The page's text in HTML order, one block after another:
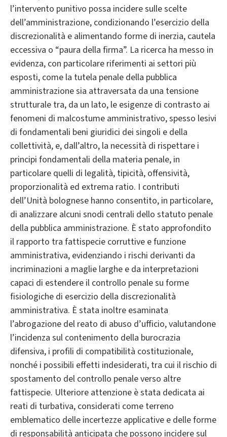
l’intervento punitivo possa incidere sulle scelte
dell’amministrazione, condizionando l’esercizio della
discrezionalità e alimentando forme di inerzia, cautela
eccessiva o “paura della firma”. La ricerca ha messo in
evidenza, con particolare riferimenti ai settori più
esposti, come la tutela penale della pubblica
amministrazione sia attraversata da una tensione
strutturale tra, da un lato, le esigenze di contrasto ai
fenomeni di malcostume amministrativo, spesso lesivi
di fondamentali beni giuridici dei singoli e della
collettività, e, dall’altro, la necessità di rispettare i
principi fondamentali della materia penale, in
particolare quelli di legalità, tipicità, offensività,
proporzionalità ed extrema ratio. I contributi
dell’Unità bolognese hanno consentito, in particolare,
di analizzare alcuni snodi centrali dello statuto penale
della pubblica amministrazione. È stato approfondito
il rapporto tra fattispecie corruttive e funzione
amministrativa, evidenziando i rischi derivanti da
incriminazioni a maglie larghe e da interpretazioni
capaci di estendere il controllo penale su forme
fisiologiche di esercizio della discrezionalità
amministrativa. È stata inoltre esaminata
l’abrogazione del reato di abuso d’ufficio, valutandone
l’incidenza sul contenimento della burocrazia
difensiva, i profili di compatibilità costituzionale,
nonché i possibili effetti indesiderati, tra cui il rischio di
spostamento del controllo penale verso altre
fattispecie. Ulteriore attenzione è stata dedicata ai
reati di turbativa, considerati come terreno
emblematico delle incertezze applicative e delle forme
di responsabilità anticipata che possono incidere sul